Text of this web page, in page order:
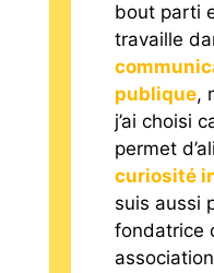
bout parti
travaille
publique,
j’ai choisi
permet
curiosité
suis aussi
fondatrice